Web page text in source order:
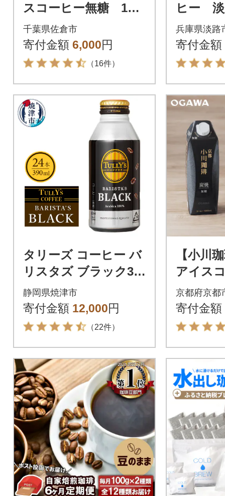
スコーヒー無糖 1L×
6本
千葉県佐倉市
寄付金額 6,000円
（16件）
ヒー 淡
セッ
飲み比
バッグ
兵庫県淡路
寄付金額
タリーズ コーヒー バ
リスタズ ブラック39
0ml(a11-035)
静岡県焼津市
寄付金額 12,000円
（22件）
【小川
アイス
1000ml
コーヒ
京都府京都
寄付金額